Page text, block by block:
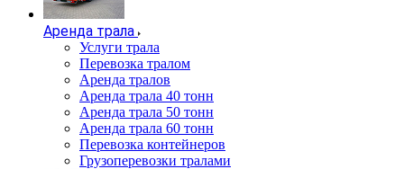
Аренда трала
Услуги трала
Перевозка тралом
Аренда тралов
Аренда трала 40 тонн
Аренда трала 50 тонн
Аренда трала 60 тонн
Перевозка контейнеров
Грузоперевозки тралами